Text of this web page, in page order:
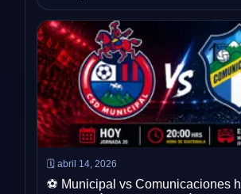
🗓️ abril 14, 2026
⚽ Municipal vs Comunicaciones